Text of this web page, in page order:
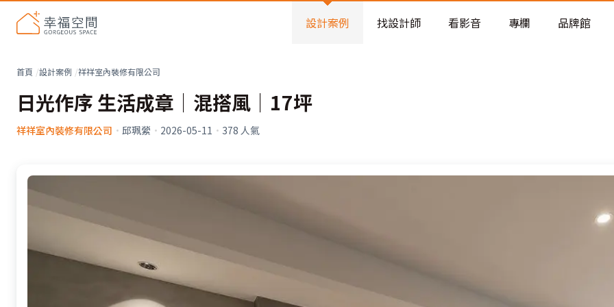
老屋預算分配與高 CP 值煥新術
設計案例 找設計師 看影音 專欄 品牌館
首頁 設計案例 祥祥室內裝修有限公司
日光作序 生活成章│混搭風│17坪
祥祥室內裝修有限公司 · 邱珮縈 · 2026-05-11 · 378 人氣